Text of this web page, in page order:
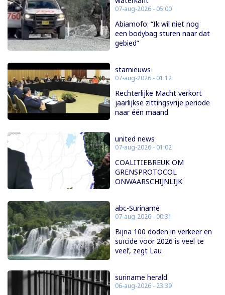
07-aug-2026 - 05:00
Abiamofo: “Ik wil niet nog
een bodybag sturen naar dat
gebied”
starnieuws
07-aug-2026 - 01:12
Rechterlijke Macht verkort
jaarlijkse zittingsvrije periode
naar één maand
united news
07-aug-2026 - 01:02
COALITIEBREUK OM
GRENSPROTOCOL
ONWAARSCHIJNLIJK
abc-Suriname
07-aug-2026 - 00:31
Bijna 100 doden in verkeer en
suïcide voor 2026 is veel te
veel’, zegt Lau
suriname herald
06-aug-2026 - 23:39